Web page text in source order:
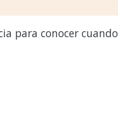
para conocer cuando